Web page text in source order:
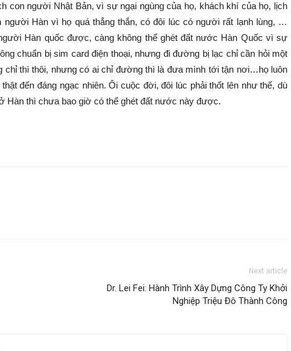
con người Nhật Bản, vì sự ngại ngùng của họ, khách khí của họ, lịch
Hàn vì họ quá thẳng thắn, có đôi lúc có người rất lạnh lùng, …
Hàn quốc được, càng không thể ghét đất nước Hàn Quốc vì sự
chuẩn bị sim card điện thoại, nhưng đi đường bị lạc chỉ cần hỏi một
chỉ thì thôi, nhưng có ai chỉ đường thì là đưa mình tới tận nơi…họ luôn
đến đáng ngạc nhiên. Ôi cuộc đời, đôi lúc phải thốt lên như thế, dù
Hàn thì chưa bao giờ có thể ghét đất nước này được.
Next article
Dr. Lei Fei: Hành Trình Xây Dựng Công Ty Khởi
Nghiệp Triệu Đô Thành Công